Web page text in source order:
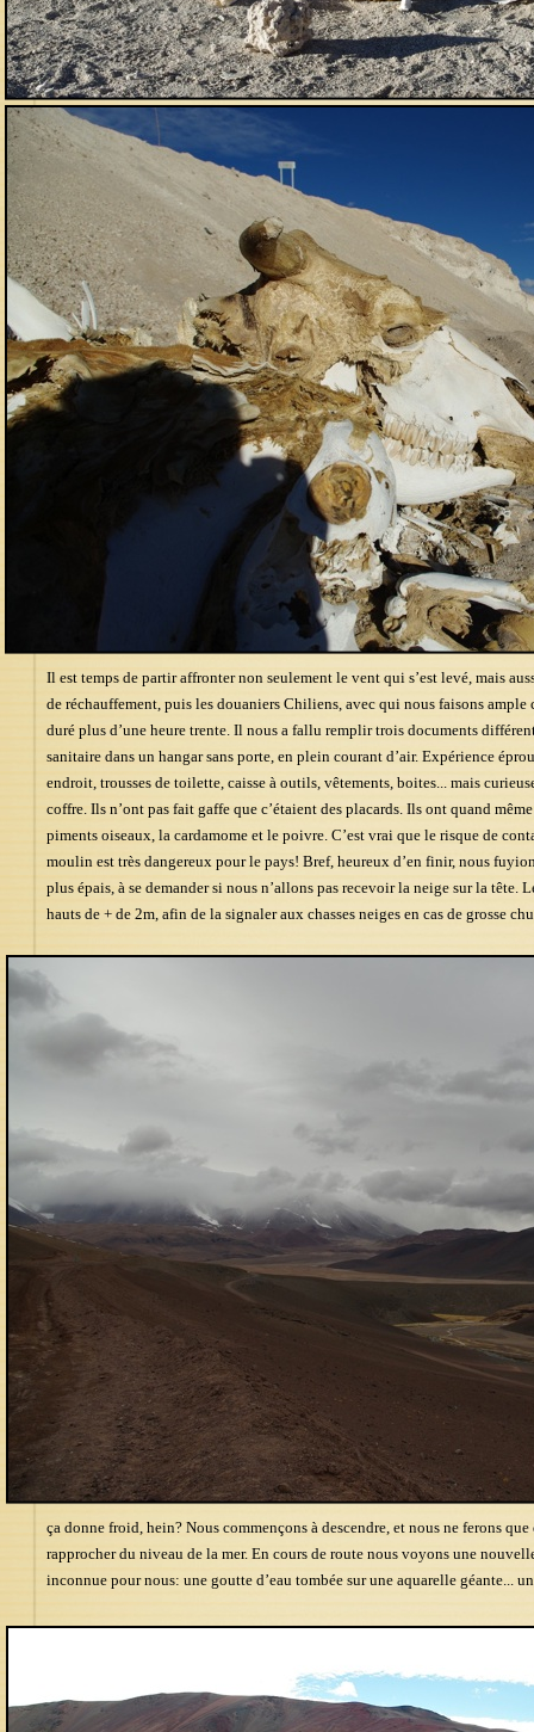
Il est temps de partir affronter non seulement le vent qui s’est levé, mais
de réchauffement, puis les douaniers Chiliens, avec qui nous faisons
duré plus d’une heure trente. Il nous a fallu remplir trois documents
sanitaire dans un hangar sans porte, en plein courant d’air. Expérience
endroit, trousses de toilette, caisse à outils, vêtements, boites... mais
coffre. Ils n’ont pas fait gaffe que c’étaient des placards. Ils ont quand
piments oiseaux, la cardamome et le poivre. C’est vrai que le risque de
moulin est très dangereux pour le pays! Bref, heureux d’en finir, nous
plus épais, à se demander si nous n’allons pas recevoir la neige sur la tête.
hauts de + de 2m, afin de la signaler aux chasses neiges en cas de grosse
ça donne froid, hein? Nous commençons à descendre, et nous ne ferons
rapprocher du niveau de la mer. En cours de route nous voyons une
inconnue pour nous: une goutte d’eau tombée sur une aquarelle géante...